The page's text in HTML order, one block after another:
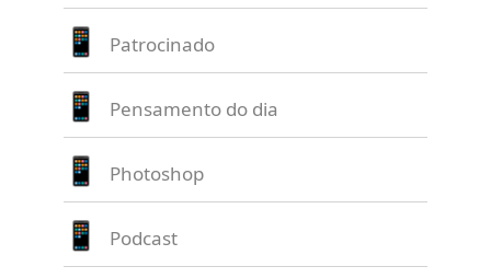
Patrocinado
Pensamento do dia
Photoshop
Podcast